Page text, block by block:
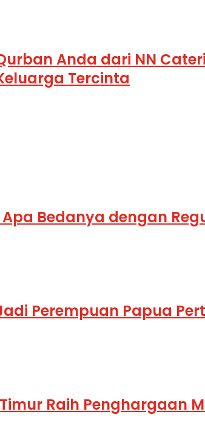
Anda dari NN
Tercinta
Bedanya dengan
Perempuan Papua
Raih Penghargaan